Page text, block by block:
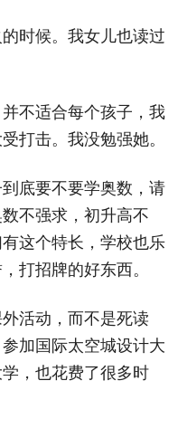
时候。我女儿也读过
不适合每个孩子，我
打击。我没勉强她。
底要不要学奥数，请
不强求，初升高不
这个特长，学校也乐
打招牌的好东西。
活动，而不是死读
加国际太空城设计大
，也花费了很多时